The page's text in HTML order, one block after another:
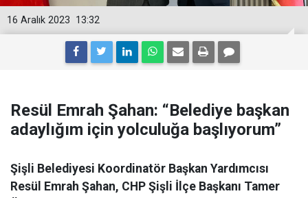
13:32
16 Aralık 2023
Resül Emrah Şahan: “Belediye başkan
adaylığım için yolculuğa başlıyorum”
Şişli Belediyesi Koordinatör Başkan Yardımcısı
Resül Emrah Şahan, CHP Şişli İlçe Başkanı Tamer